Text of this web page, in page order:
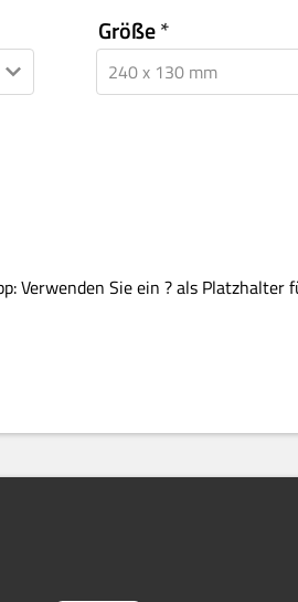
Größe
Verwenden Sie ein ? als Platzhalter